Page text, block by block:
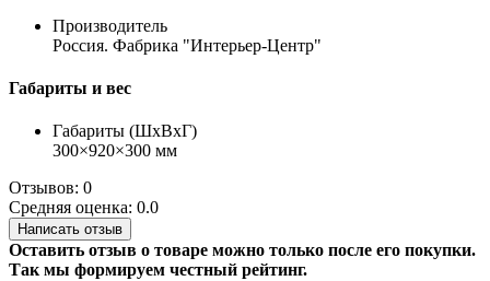
Производитель
Россия. Фабрика "Интерьер-Центр"
Габариты и вес
Габариты (ШхВхГ)
300×920×300 мм
Отзывов: 0
Средняя оценка: 0.0
Написать отзыв
Оставить отзыв о товаре можно только после его покупки.
Так мы формируем честный рейтинг.